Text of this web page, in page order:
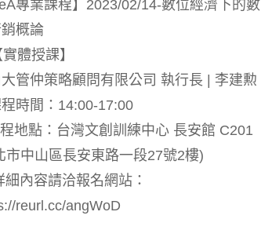
專業課程】2023/02/14-數位經濟下的數
概論
體授課】
大管仲策略顧問有限公司 執行長 | 李建勲
時間：14:00-17:00
地點：台灣文創訓練中心 長安館 C201
市中山區長安東路一段27號2樓)
細內容請洽報名網站：
reurl.cc/angWoD